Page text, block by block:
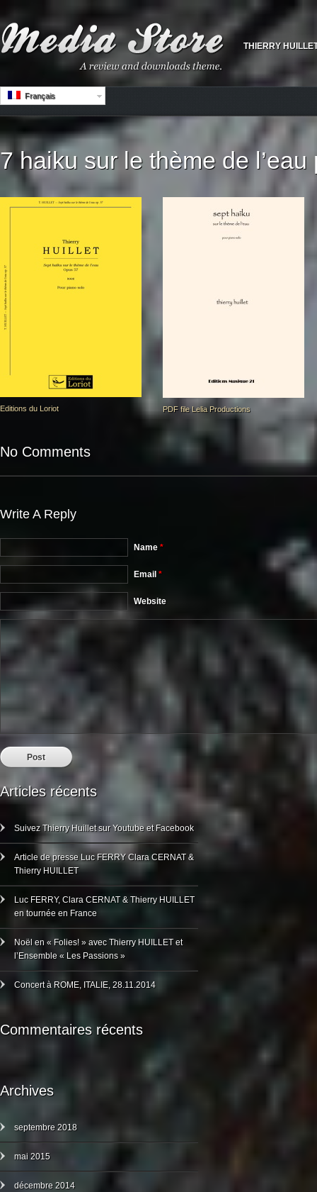
THIERRY
Français
7 haiku sur le thème de
Editions du Loriot PDF file Lelia Productions
No Comments
Write A Reply
Name *
Email *
Website
Articles récents
Suivez Thierry Huillet sur Youtube et Facebook
Article de presse Luc FERRY Clara CERNAT &
Thierry HUILLET
Luc FERRY, Clara CERNAT & Thierry HUILLET
en tournée en France
Noël en « Folies! » avec Thierry HUILLET et
l’Ensemble « Les Passions »
Concert à ROME, ITALIE, 28.11.2014
Commentaires récents
Archives
septembre 2018
mai 2015
décembre 2014